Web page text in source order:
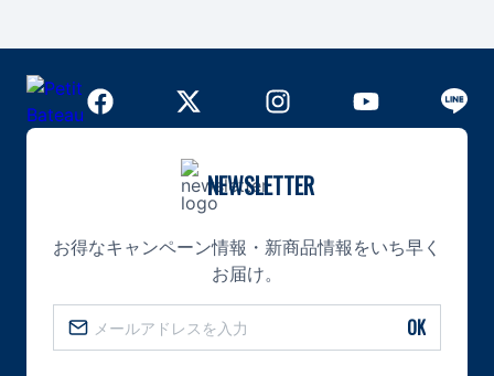
NEWSLETTER
お得なキャンペーン情報・新商品情報をいち早く
お届け。
OK